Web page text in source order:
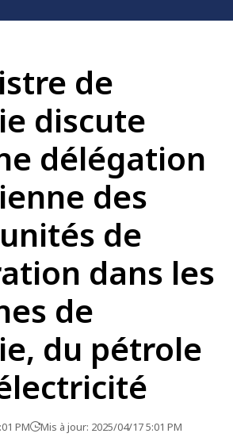
de
discute
délégation
des
de
dans les
de
du pétrole
PM Mis à jour: 2025/04/17 5:01 PM